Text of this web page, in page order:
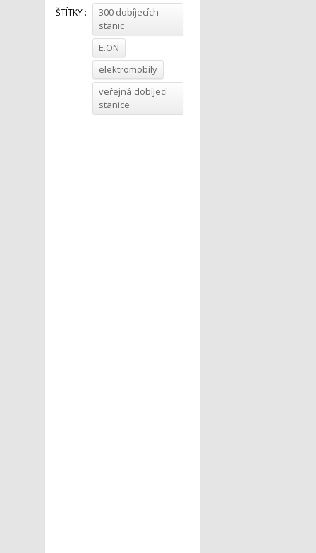
ŠTÍTKY :
300 dobíjecích
stanic
E.ON
elektromobily
veřejná dobíjecí
stanice